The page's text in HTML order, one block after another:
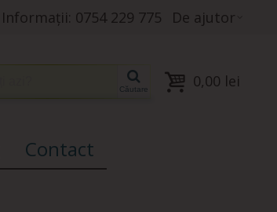
Informații: 0754 229 775 De ajutor
Căutare 0,00 lei
Contact